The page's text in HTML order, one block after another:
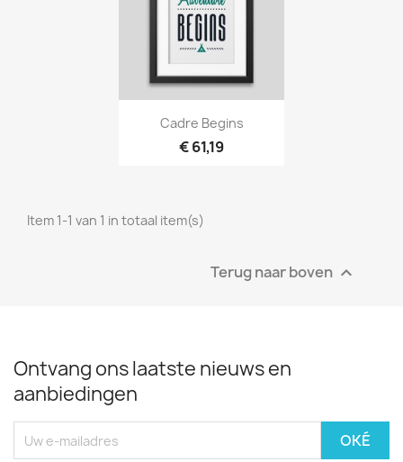
Cadre Begins
€ 61,19
Item 1-1 van 1 in totaal item(s)
Terug naar boven 
Ontvang ons laatste nieuws en
aanbiedingen